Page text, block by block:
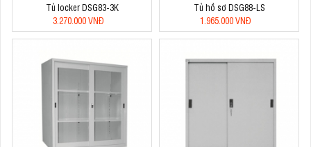
Tủ locker DSG83-3K
3.270.000 VNĐ
Tủ hồ sơ DSG88-LS
1.965.000 VNĐ